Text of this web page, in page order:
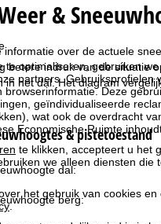
te optimaliseren, gebruiken
partners.
browserinformatie. Deze
geïndividualiseerde
wat ook de overdracht
Economische Ruimte
te klikken, accepteert u het
we alleen diensten die
het gebruik van cookies
.
&
informatie over de actuele
betere indruk van de situatie
in het dal. Het diagram
& pistetoestand
dal:
berg: